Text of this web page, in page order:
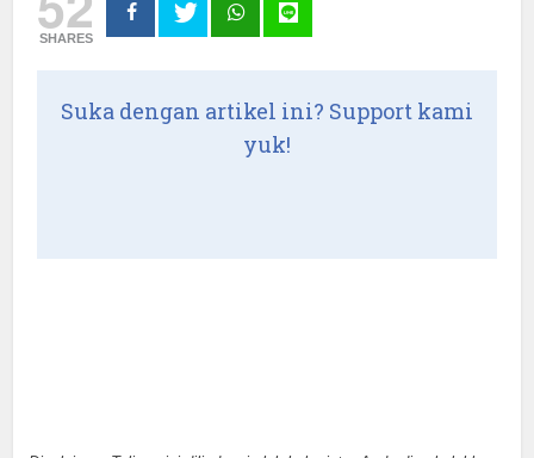
SHARES
Suka dengan artikel ini? Support kami
yuk!